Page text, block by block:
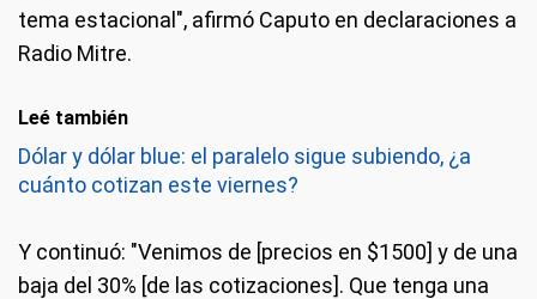
tema estacional", afirmó Caputo en declaraciones a
Radio Mitre.
Leé también
Dólar y dólar blue: el paralelo sigue subiendo, ¿a
cuánto cotizan este viernes?
Y continuó: "Venimos de [precios en $1500] y de una
baja del 30% [de las cotizaciones]. Que tenga una